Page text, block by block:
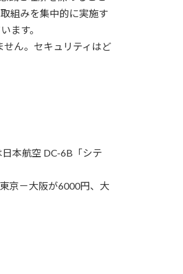
組みを集中的に実施す
ます。
ん。セキュリティはど
本航空 DC-6B「シテ
京－大阪が6000円、大